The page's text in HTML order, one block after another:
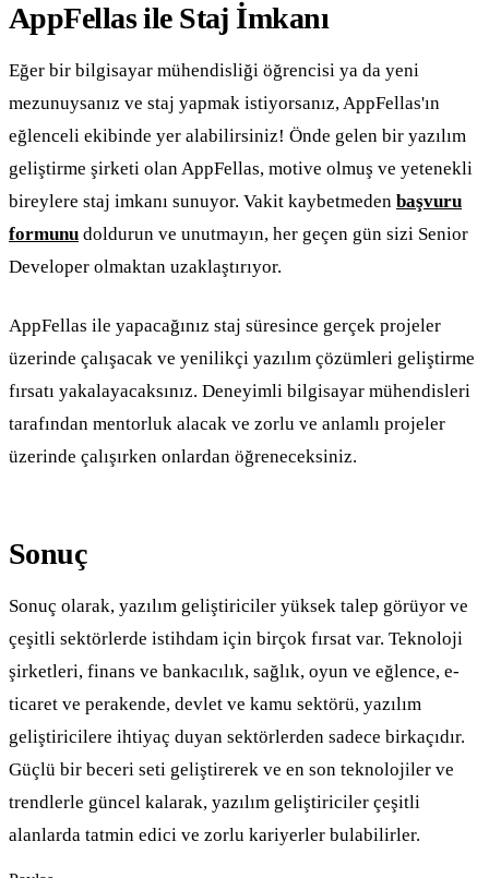
AppFellas ile Staj İmkanı
Eğer bir bilgisayar mühendisliği öğrencisi ya da yeni
mezunuysanız ve staj yapmak istiyorsanız, AppFellas'ın
eğlenceli ekibinde yer alabilirsiniz! Önde gelen bir yazılım
geliştirme şirketi olan AppFellas, motive olmuş ve yetenekli
bireylere staj imkanı sunuyor. Vakit kaybetmeden başvuru
formunu doldurun ve unutmayın, her geçen gün sizi Senior
Developer olmaktan uzaklaştırıyor.
AppFellas ile yapacağınız staj süresince gerçek projeler
üzerinde çalışacak ve yenilikçi yazılım çözümleri geliştirme
fırsatı yakalayacaksınız. Deneyimli bilgisayar mühendisleri
tarafından mentorluk alacak ve zorlu ve anlamlı projeler
üzerinde çalışırken onlardan öğreneceksiniz.
Sonuç
Sonuç olarak, yazılım geliştiriciler yüksek talep görüyor ve
çeşitli sektörlerde istihdam için birçok fırsat var. Teknoloji
şirketleri, finans ve bankacılık, sağlık, oyun ve eğlence, e-
ticaret ve perakende, devlet ve kamu sektörü, yazılım
geliştiricilere ihtiyaç duyan sektörlerden sadece birkaçıdır.
Güçlü bir beceri seti geliştirerek ve en son teknolojiler ve
trendlerle güncel kalarak, yazılım geliştiriciler çeşitli
alanlarda tatmin edici ve zorlu kariyerler bulabilirler.